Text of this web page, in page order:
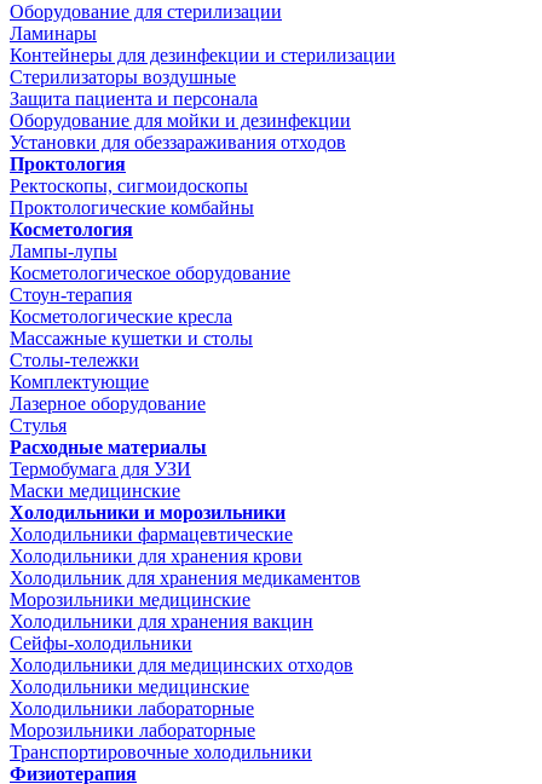
Оборудование для стерилизации
Ламинары
Контейнеры для дезинфекции и стерилизации
Стерилизаторы воздушные
Защита пациента и персонала
Оборудование для мойки и дезинфекции
Установки для обеззараживания отходов
Проктология
Ректоскопы, сигмоидоскопы
Проктологические комбайны
Косметология
Лампы-лупы
Косметологическое оборудование
Стоун-терапия
Косметологические кресла
Массажные кушетки и столы
Столы-тележки
Комплектующие
Лазерное оборудование
Стулья
Расходные материалы
Термобумага для УЗИ
Маски медицинские
Холодильники и морозильники
Холодильники фармацевтические
Холодильники для хранения крови
Холодильник для хранения медикаментов
Морозильники медицинские
Холодильники для хранения вакцин
Сейфы-холодильники
Холодильники для медицинских отходов
Холодильники медицинские
Холодильники лабораторные
Морозильники лабораторные
Транспортировочные холодильники
Физиотерапия